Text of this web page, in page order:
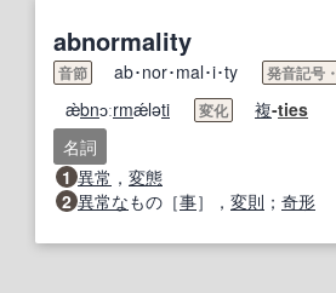
abnormality
音節 ab･nor･mal･i･ty 発音記号・
æ̀bnɔːrmǽləti 変化 複-ties
名詞
1 異常 ， 変態
2 異常なもの［事］， 変則 ； 奇形